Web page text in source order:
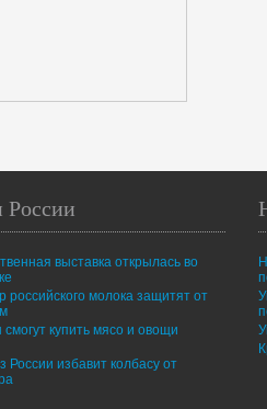
России
выставка открылась во
российского молока защитят от
купить мясо и овощи
России избавит колбасу от